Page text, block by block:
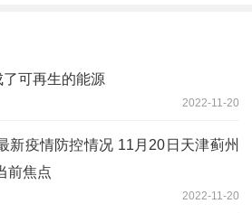
可再生的能源
2022-11-20
新疫情防控情况 11月20日天津蓟州
前焦点
2022-11-20